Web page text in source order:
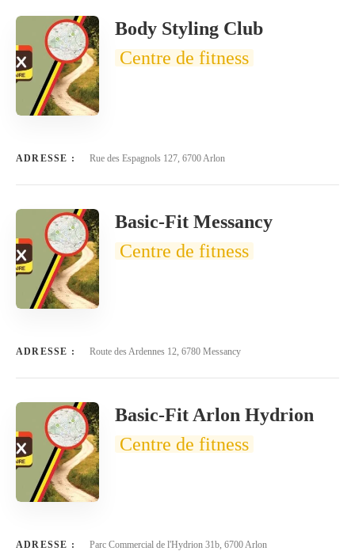
Body Styling Club
Centre de fitness
ADRESSE : Rue des Espagnols 127, 6700 Arlon
Basic-Fit Messancy
Centre de fitness
ADRESSE : Route des Ardennes 12, 6780 Messancy
Basic-Fit Arlon Hydrion
Centre de fitness
ADRESSE : Parc Commercial de l'Hydrion 31b, 6700 Arlon